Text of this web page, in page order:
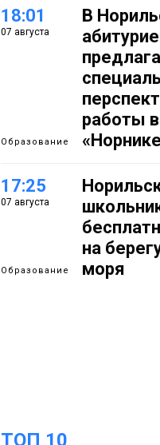
18:01
07 августа
Образование
В
работы в
17:25
07 августа
Образование
на
моря
ТОП 10